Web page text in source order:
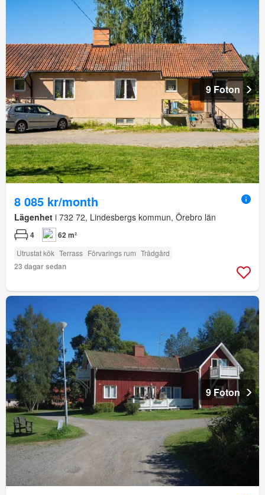
9 Foton
8 085 kr/month
Lägenhet i 732 72, Lindesbergs kommun, Örebro län
4 62 m²
Utrustat kök Terrass Förvarings rum Trädgård
23 dagar sedan
9 Foton